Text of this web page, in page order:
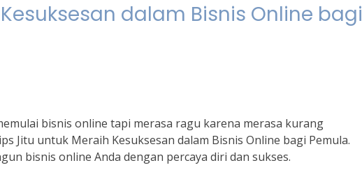
dalam Bisnis Online bagi
bisnis online tapi merasa ragu karena merasa kurang
Jitu untuk Meraih Kesuksesan dalam Bisnis Online bagi Pemula.
bisnis online Anda dengan percaya diri dan sukses.